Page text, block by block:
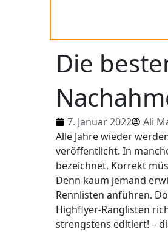
Die
7. Januar 2022
Ali
Alle Jahre wieder
veröffentlicht. In
bezeichnet. Korrekt
Denn kaum jemand
Rennlisten anführen.
Highflyer-Ranglisten
strengstens editiert! –